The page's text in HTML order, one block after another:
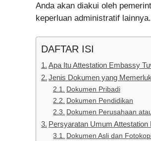
Anda akan diakui oleh
keperluan administratif lainnya.
DAFTAR ISI
Apa Itu Attestation Embassy
Jenis Dokumen yang
Dokumen Pribadi
Dokumen Pendidikan
Dokumen Perusahaan
Persyaratan Umum Attestation
Dokumen Asli dan